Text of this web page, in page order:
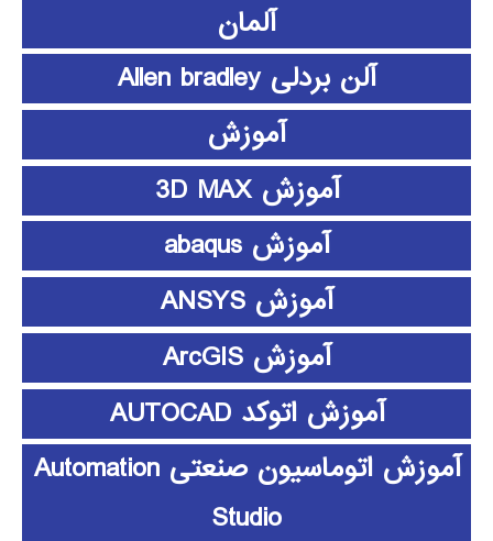
آلمان
آلن بردلی Allen bradley
آموزش
آموزش 3D MAX
آموزش abaqus
آموزش ANSYS
آموزش ArcGIS
آموزش اتوکد AUTOCAD
آموزش اتوماسیون صنعتی Automation
Studio